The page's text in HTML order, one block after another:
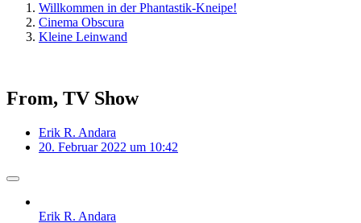
Willkommen in der Phantastik-Kneipe!
Cinema Obscura
Kleine Leinwand
From, TV Show
Erik R. Andara
20. Februar 2022 um 10:42
Erik R. Andara